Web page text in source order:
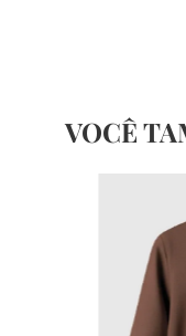
VOCÊ